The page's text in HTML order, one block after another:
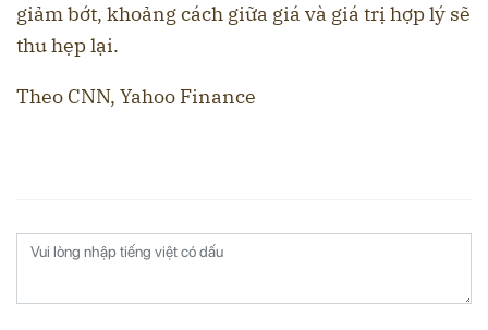
giảm bớt, khoảng cách giữa giá và giá trị hợp lý sẽ
thu hẹp lại.
Theo CNN, Yahoo Finance